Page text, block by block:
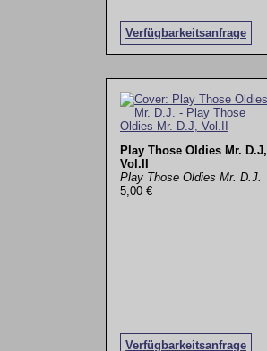
Verfügbarkeitsanfrage
Play Those Oldies Mr. D.J,
Vol.II
Play Those Oldies Mr. D.J.
5,00 €
Verfügbarkeitsanfrage